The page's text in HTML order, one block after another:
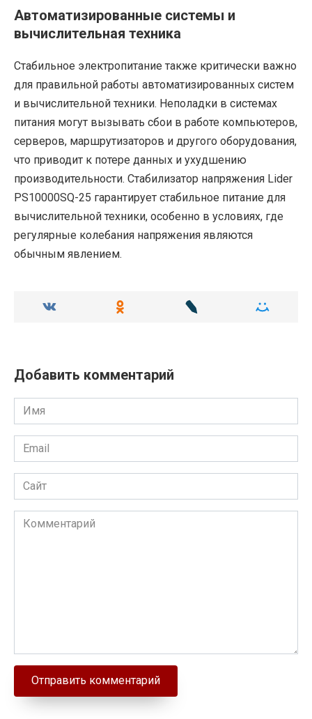
Автоматизированные системы и
вычислительная техника
Стабильное электропитание также критически важно
для правильной работы автоматизированных систем
и вычислительной техники. Неполадки в системах
питания могут вызывать сбои в работе компьютеров,
серверов, маршрутизаторов и другого оборудования,
что приводит к потере данных и ухудшению
производительности. Стабилизатор напряжения Lider
PS10000SQ-25 гарантирует стабильное питание для
вычислительной техники, особенно в условиях, где
регулярные колебания напряжения являются
обычным явлением.
Добавить комментарий
Имя
Email
Сайт
Комментарий